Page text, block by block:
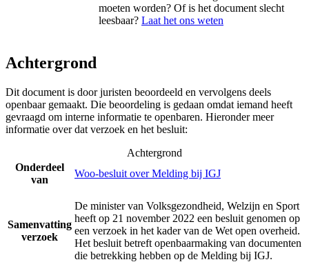
moeten worden? Of is het document slecht
leesbaar? Laat het ons weten
Achtergrond
Dit document is door juristen beoordeeld en vervolgens deels
openbaar gemaakt. Die beoordeling is gedaan omdat iemand heeft
gevraagd om interne informatie te openbaren. Hieronder meer
informatie over dat verzoek en het besluit:
Achtergrond
Onderdeel
van
Woo-besluit over Melding bij IGJ
Samenvatting
verzoek
De minister van Volksgezondheid, Welzijn en Sport
heeft op 21 november 2022 een besluit genomen op
een verzoek in het kader van de Wet open overheid.
Het besluit betreft openbaarmaking van documenten
die betrekking hebben op de Melding bij IGJ.